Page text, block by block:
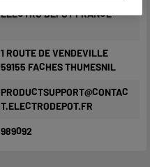
ELECTRO DEPOT FRANCE
1 ROUTE DE VENDEVILLE
59155 FACHES THUMESNIL
PRODUCTSUPPORT@CONTAC
T.ELECTRODEPOT.FR
989092